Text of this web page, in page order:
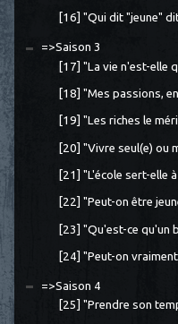
[16] "Qui dit "jeune"
=>Saison 3
[17] "La vie n'est-elle
[18] "Mes passions,
[19] "Les riches le
[20] "Vivre seul(e) ou
[21] "L'école sert-elle
[22] "Peut-on être
[23] "Qu'est-ce qu'un
[24] "Peut-on
=>Saison 4
[25] "Prendre son